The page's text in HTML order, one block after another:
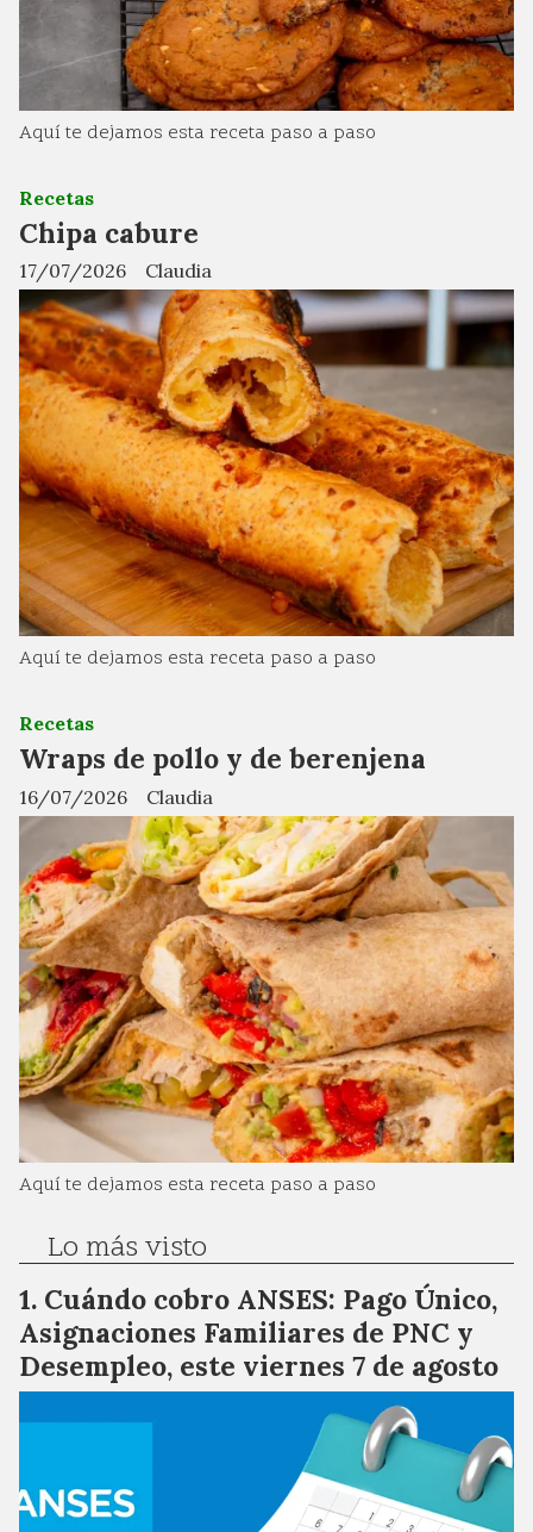
Aquí te dejamos esta receta paso a paso
Chipa cabure
Claudia
Recetas
17/07/2026
Aquí te dejamos esta receta paso a paso
Wraps de pollo y de berenjena
Claudia
Recetas
16/07/2026
Aquí te dejamos esta receta paso a paso
Lo más visto
Cuándo cobro ANSES: Pago Único,
Asignaciones Familiares de PNC y
Desempleo, este viernes 7 de agosto